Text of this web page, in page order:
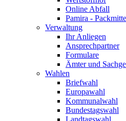
Online Abfall
Pamira -
Verwaltung
Ihr Anliegen
Ansprechpartner
Formulare
Ämter und
Wahlen
Briefwahl
Europawahl
Kommunalwahl
Bundestagswahl
Landtagswahl